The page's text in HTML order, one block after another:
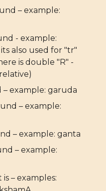
– example:
- example:
also used for "tr"
is double "R" -
– example: garuda
– example:
– example: ganta
– example:
is – examples: